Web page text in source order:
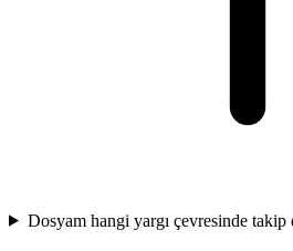
Dosyam hangi yargı çevresinde takip